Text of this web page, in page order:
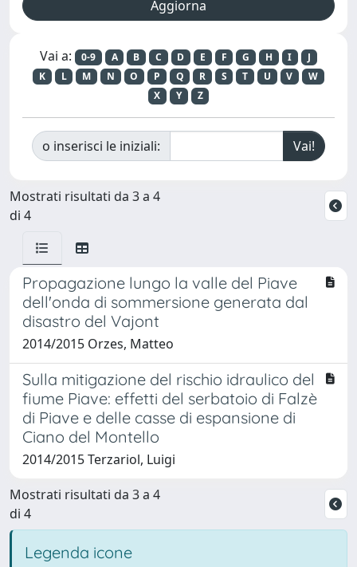
Vai a: 0-9 A B C D E F G H I
J
K
L M N O P Q R S T U V
W
X
Y Z
o inserisci le iniziali:
Mostrati risultati da 3 a 4
di 4
Propagazione lungo la valle del Piave
dell'onda di sommersione generata dal
disastro del Vajont
2014/2015 Orzes, Matteo
Sulla mitigazione del rischio idraulico del
fiume Piave: effetti del serbatoio di Falzè
di Piave e delle casse di espansione di
Ciano del Montello
2014/2015 Terzariol, Luigi
Mostrati risultati da 3 a 4
di 4
Legenda icone